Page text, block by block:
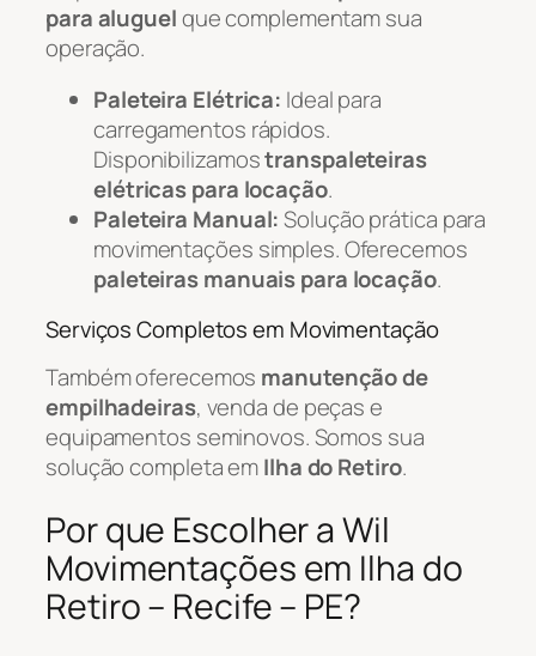
para aluguelque complementam sua
operação.
Paleteira Elétrica: Ideal para
carregamentos rápidos.
Disponibilizamostranspaleteiras
elétricas para locação.
Paleteira Manual:Solução prática para
movimentações simples. Oferecemos
paleteiras manuais para locação.
Serviços Completos em Movimentação
Também oferecemos manutenção de
empilhadeiras, venda de peças e
equipamentos seminovos. Somos sua
solução completa emIlha do Retiro.
Por que Escolher a Wil
Movimentações em Ilha do
Retiro – Recife – PE?